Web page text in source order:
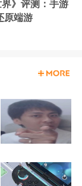
界》评测：手游
原端游